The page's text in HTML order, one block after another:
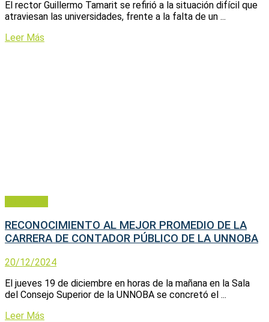
El rector Guillermo Tamarit se refirió a la situación difícil que
atraviesan las universidades, frente a la falta de un ...
Leer Más
RECONOCIMIENTO AL MEJOR PROMEDIO DE LA
CARRERA DE CONTADOR PÚBLICO DE LA UNNOBA
20/12/2024
El jueves 19 de diciembre en horas de la mañana en la Sala
del Consejo Superior de la UNNOBA se concretó el ...
Leer Más